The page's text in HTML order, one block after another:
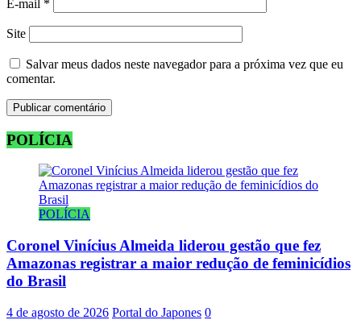
E-mail *
Site
Salvar meus dados neste navegador para a próxima vez que eu
comentar.
POLÍCIA
POLÍCIA
Coronel Vinícius Almeida liderou gestão que fez
Amazonas registrar a maior redução de feminicídios
do Brasil
4 de agosto de 2026 Portal do Japones 0